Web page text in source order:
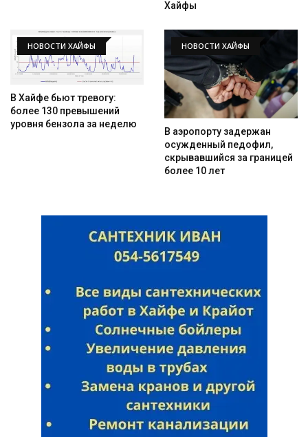
Хайфы
НОВОСТИ ХАЙФЫ
В Хайфе бьют тревогу:
более 130 превышений
уровня бензола за неделю
НОВОСТИ ХАЙФЫ
В аэропорту задержан
осужденный педофил,
скрывавшийся за границей
более 10 лет